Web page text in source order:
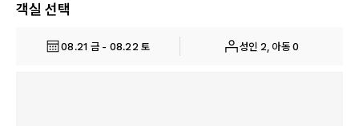
객실 선택
08.21 금 - 08.22 토 성인 2, 아동 0